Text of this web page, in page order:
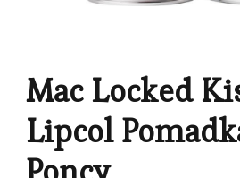
Mac Locked
Lipcol